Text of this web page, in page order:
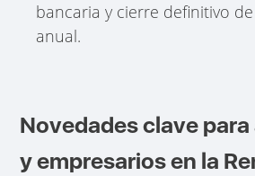
bancaria y cierre definitivo
anual.
Novedades clave
y empresarios en la